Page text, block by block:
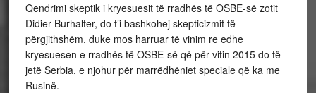
Qendrimi skeptik i kryesuesit të rradhës të OSBE-së zotit
Didier Burhalter, do t’i bashkohej skepticizmit të
përgjithshëm, duke mos harruar të vinim re edhe
kryesuesen e rradhës të OSBE-së që për vitin 2015 do të
jetë Serbia, e njohur për marrëdhëniet speciale që ka me
Rusinë.